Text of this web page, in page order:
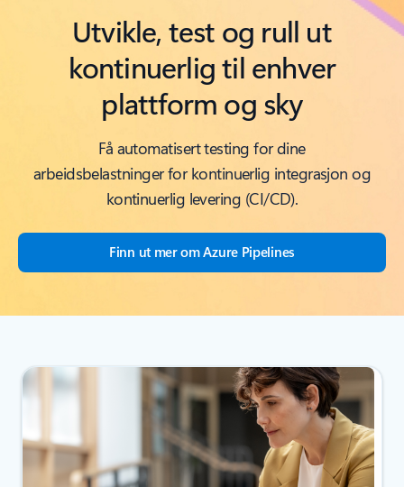
Utvikle, test og rull ut
kontinuerlig til enhver
plattform og sky
Få automatisert testing for dine
arbeidsbelastninger for kontinuerlig integrasjon og
kontinuerlig levering (CI/CD).
Finn ut mer om Azure Pipelines